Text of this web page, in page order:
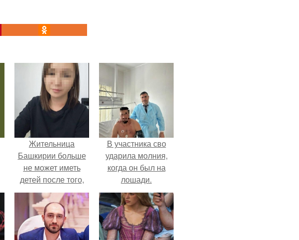
Жительница
Башкирии больше
не может иметь
детей после того,
как медики сделали
ей аборт на шестом
месяце
беременности и
В участника сво
ударила молния,
когда он был на
лошади.